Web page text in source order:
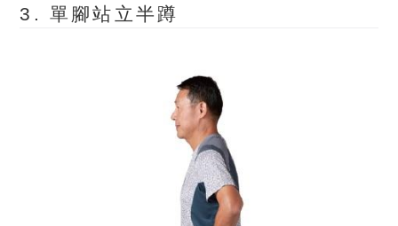
3.單腳站立半蹲